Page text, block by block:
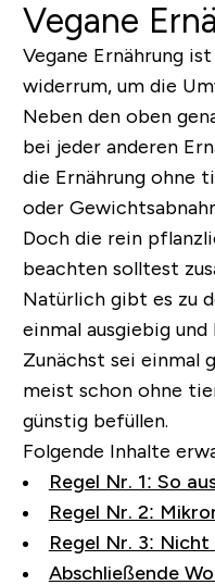
Vegane
Vegane Ernährung
widerrum, um die
Neben den oben
bei jeder anderen
die Ernährung ohne
oder
Doch die rein
beachten solltest
Natürlich gibt es zu
einmal ausgiebig
Zunächst sei einmal
meist schon ohne
günstig befüllen.
Folgende Inhalte
Regel Nr. 1: So
Regel Nr. 2:
Regel Nr. 3:
Abschließende